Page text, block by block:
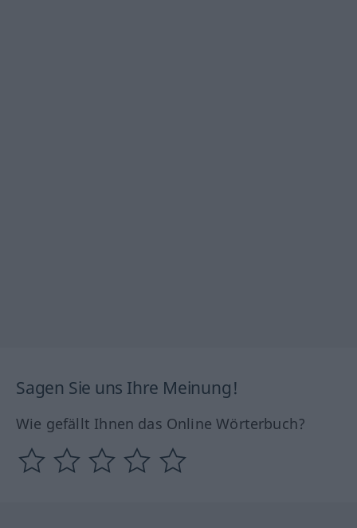
Sagen Sie uns Ihre Meinung!
Wie gefällt Ihnen das Online Wörterbuch?